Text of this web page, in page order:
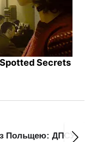
Secrets
з Польщею: ДПСУ